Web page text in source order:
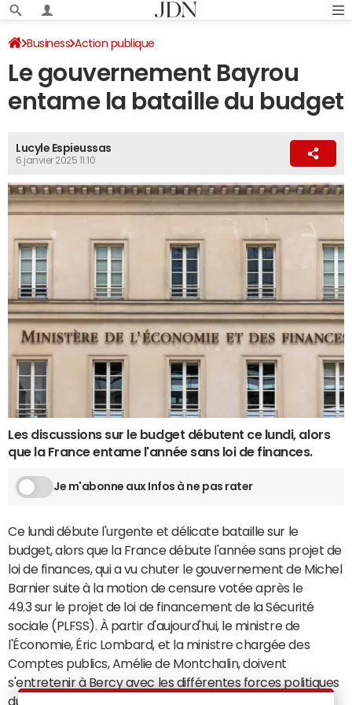
Business Action publique
Le gouvernement Bayrou
entame la bataille du budget
Lucyle Espieussas
6 janvier 2025 11:10
Les discussions sur le budget débutent ce lundi, alors
que la France entame l'année sans loi de finances.
Je m'abonne aux Infos à ne pas rater
Ce lundi débute l'urgente et délicate bataille sur le
budget, alors que la France débute l'année sans projet de
loi de finances, qui a vu chuter le gouvernement de Michel
Barnier suite à la motion de censure votée après le
49.3 sur le projet de loi de financement de la Sécurité
sociale (PLFSS). À partir d'aujourd'hui, le ministre de
l'Économie, Éric Lombard, et la ministre chargée des
Comptes publics, Amélie de Montchalin, doivent
s'entretenir à Bercy avec les différentes forces politiques
du Parlement. Selon Bercy, il s'agit de "partager les